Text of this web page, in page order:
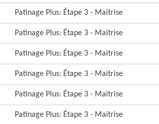
Patinage Plus: Étape 3 - Maitrise
Patinage Plus: Étape 3 - Maitrise
Patinage Plus: Étape 3 - Maitrise
Patinage Plus: Étape 3 - Maitrise
Patinage Plus: Étape 3 - Maitrise
Patinage Plus: Étape 3 - Maitrise